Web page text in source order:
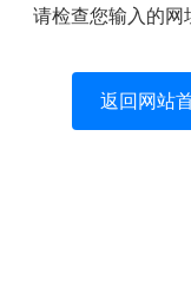
请检查您输入的
返回网站